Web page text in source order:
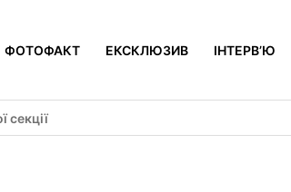
ФОТОФАКТ ЕКСКЛЮЗИВ ІНТЕРВ’Ю
секції